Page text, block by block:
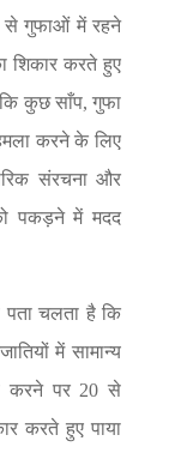
से गुफाओं में रहने
शिकार करते हुए
कुछ साँप, गुफा
करने के लिए
संरचना और
पकड़ने में मदद
चलता है कि
में सामान्य
करने पर 20 से
करते हुए पाया